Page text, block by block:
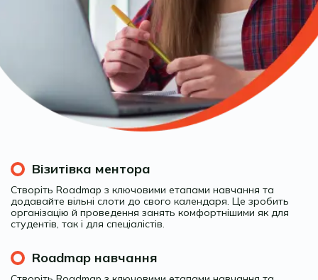
Візитівка ментора
Створіть Roadmap з ключовими етапами навчання та
додавайте вільні слоти до свого календаря. Це зробить
організацію й проведення занять комфортнішими як для
студентів, так і для спеціалістів.
Roadmap навчання